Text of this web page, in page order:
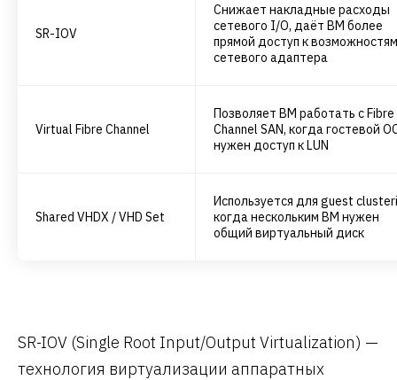
SR-IOV
Снижает накладные расходы
сетевого I/O, даёт ВМ более
прямой доступ к возможностям
сетевого адаптера
Virtual Fibre Channel
Позволяет ВМ работать с Fibre
Channel SAN, когда гостевой
нужен доступ к LUN
Shared VHDX / VHD Set
Используется для guest
когда нескольким ВМ нужен
общий виртуальный диск
SR-IOV (Single Root Input/Output Virtualization) —
технология виртуализации аппаратных